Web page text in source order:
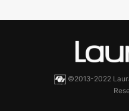
©2013-2022